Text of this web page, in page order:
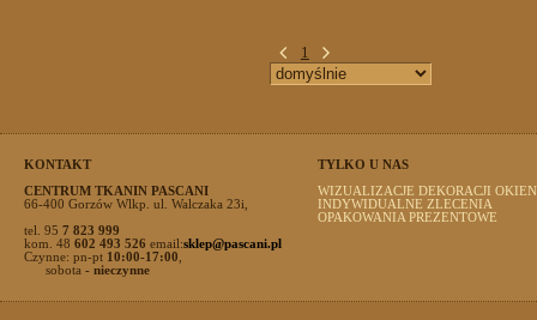
1
KONTAKT
CENTRUM TKANIN PASCANI
66-400 Gorzów Wlkp. ul. Walczaka 23i,
tel. 95 7 823 999
kom. 48 602 493 526 email:sklep@pascani.pl
Czynne: pn-pt 10:00-17:00
sobota - nieczynne
TYLKO U NAS
WIZUALIZACJE DEKORACJI OKIEN
INDYWIDUALNE ZLECENIA
OPAKOWANIA PREZENTOWE